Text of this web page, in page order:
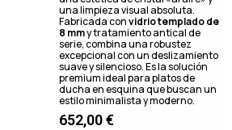
una limpieza visual absoluta.
Fabricada convidrio templado de
8 mmy tratamiento antical de
serie, combina una robustez
excepcional con un deslizamiento
suave y silencioso. Es la solución
premium ideal para platos de
ducha en esquina que buscan un
estilo minimalista y moderno.
652,00€